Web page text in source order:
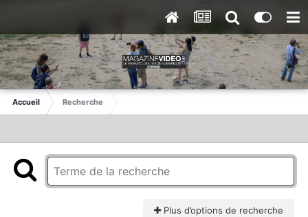
Accueil Recherche
Plus d’options de recherche